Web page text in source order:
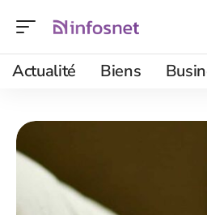
Actualité Biens